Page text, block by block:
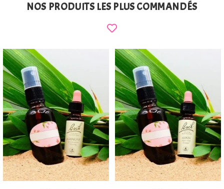
NOS PRODUITS LES PLUS COMMANDÉS